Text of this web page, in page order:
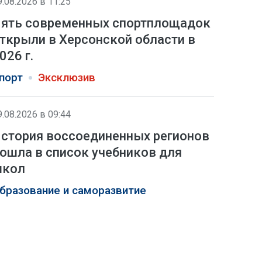
современных спортплощадок
в Херсонской области в
г.
Эксклюзив
в 09:44
воссоединенных регионов
в список учебников для
и саморазвитие